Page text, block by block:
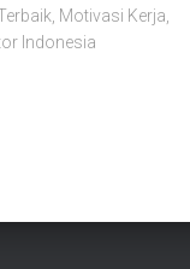
Motivasi Kerja,
Indonesia